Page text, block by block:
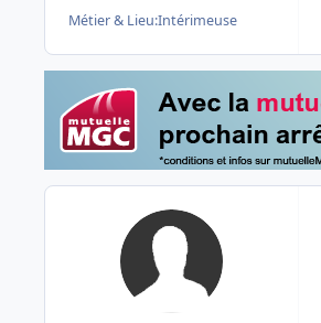
Métier & Lieu:Intérimeuse